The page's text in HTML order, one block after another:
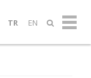
TR EN